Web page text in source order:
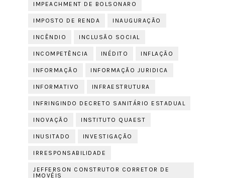
IMPEACHMENT DE BOLSONARO
IMPOSTO DE RENDA INAUGURAÇÃO
INCÊNDIO INCLUSÃO SOCIAL
INCOMPETÊNCIA INÉDITO INFLAÇÃO
INFORMAÇÃO INFORMAÇÃO JURIDICA
INFORMATIVO INFRAESTRUTURA
INFRINGINDO DECRETO SANITÁRIO ESTADUAL
INOVAÇÃO INSTITUTO QUAEST
INUSITADO INVESTIGAÇÃO
IRRESPONSABILIDADE
JEFFERSON CONSTRUTOR CORRETOR DE
IMOVÉIS